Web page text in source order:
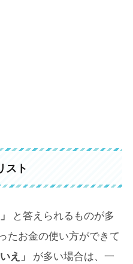
スト
と答えられるものが多
たお金の使い方ができて
え」
が多い場合は、一